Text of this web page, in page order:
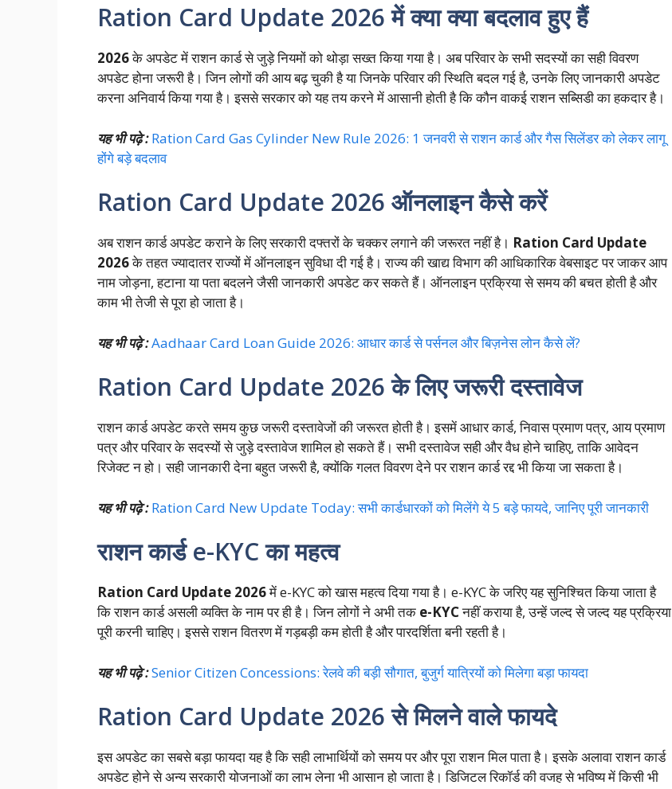
Ration Card Update 2026 में क्या क्या बदलाव हुए हैं
2026के अपडेट में राशन कार्ड से जुड़े नियमों को थोड़ा सख्त किया गया है। अब परिवार के सभी सदस्यों का सही विवरण
अपडेट होना जरूरी है। जिन लोगों की आय बढ़ चुकी है या जिनके परिवार की स्थिति बदल गई है, उनके लिए जानकारी अपडेट
करना अनिवार्य किया गया है। इससे सरकार को यह तय करने में आसानी होती है कि कौन वाकई राशन सब्सिडी का हकदार है।
यह भी पढ़े : Ration Card Gas Cylinder New Rule 2026: 1 जनवरी से राशन कार्ड और गैस सिलेंडर को लेकर लागू
होंगे बड़े बदलाव
Ration Card Update 2026 ऑनलाइन कैसे करें
अब राशन कार्ड अपडेट कराने के लिए सरकारी दफ्तरों के चक्कर लगाने की जरूरत नहीं है। Ration Card Update
2026के तहत ज्यादातर राज्यों में ऑनलाइन सुविधा दी गई है। राज्य की खाद्य विभाग की आधिकारिक वेबसाइट पर जाकर आप
नाम जोड़ना, हटाना या पता बदलने जैसी जानकारी अपडेट कर सकते हैं। ऑनलाइन प्रक्रिया से समय की बचत होती है और
काम भी तेजी से पूरा हो जाता है।
यह भी पढ़े :Aadhaar Card Loan Guide 2026: आधार कार्ड से पर्सनल और बिज़नेस लोन कैसे लें?
Ration Card Update 2026 के लिए जरूरी दस्तावेज
राशन कार्ड अपडेट करते समय कुछ जरूरी दस्तावेजों की जरूरत होती है। इसमें आधार कार्ड, निवास प्रमाण पत्र, आय प्रमाण
पत्र और परिवार के सदस्यों से जुड़े दस्तावेज शामिल हो सकते हैं। सभी दस्तावेज सही और वैध होने चाहिए, ताकि आवेदन
रिजेक्ट न हो। सही जानकारी देना बहुत जरूरी है, क्योंकि गलत विवरण देने पर राशन कार्ड रद्द भी किया जा सकता है।
यह भी पढ़े : Ration Card New Update Today: सभी कार्डधारकों को मिलेंगे ये 5 बड़े फायदे, जानिए पूरी जानकारी
राशन कार्ड e-KYC का महत्व
Ration Card Update 2026में e-KYC को खास महत्व दिया गया है। e-KYC के जरिए यह सुनिश्चित किया जाता है
कि राशन कार्ड असली व्यक्ति के नाम पर ही है। जिन लोगों ने अभी तक e-KYCनहीं कराया है, उन्हें जल्द से जल्द यह प्रक्रिया
पूरी करनी चाहिए। इससे राशन वितरण में गड़बड़ी कम होती है और पारदर्शिता बनी रहती है।
यह भी पढ़े :Senior Citizen Concessions: रेलवे की बड़ी सौगात, बुजुर्ग यात्रियों को मिलेगा बड़ा फायदा
Ration Card Update 2026 से मिलने वाले फायदे
इस अपडेट का सबसे बड़ा फायदा यह है कि सही लाभार्थियों को समय पर और पूरा राशन मिल पाता है। इसके अलावा राशन कार्ड
अपडेट होने से अन्य सरकारी योजनाओं का लाभ लेना भी आसान हो जाता है। डिजिटल रिकॉर्ड की वजह से भविष्य में किसी भी